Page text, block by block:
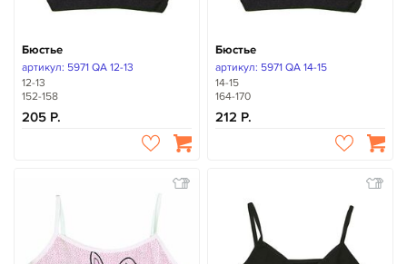
Бюстье
артикул: 5971 QA 12-13
12-13
152-158
205
Бюстье
артикул: 5971 QA 14-15
14-15
164-170
212